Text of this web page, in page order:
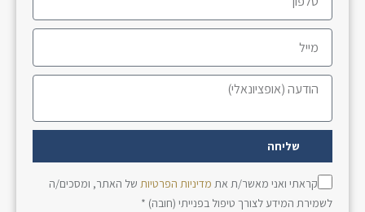
שליחה
קראתי ואני מאשר/ת את מדיניות הפרטיות של האתר, ומסכים/ה
לשמירת המידע לצורך טיפול בפנייתי (חובה) *